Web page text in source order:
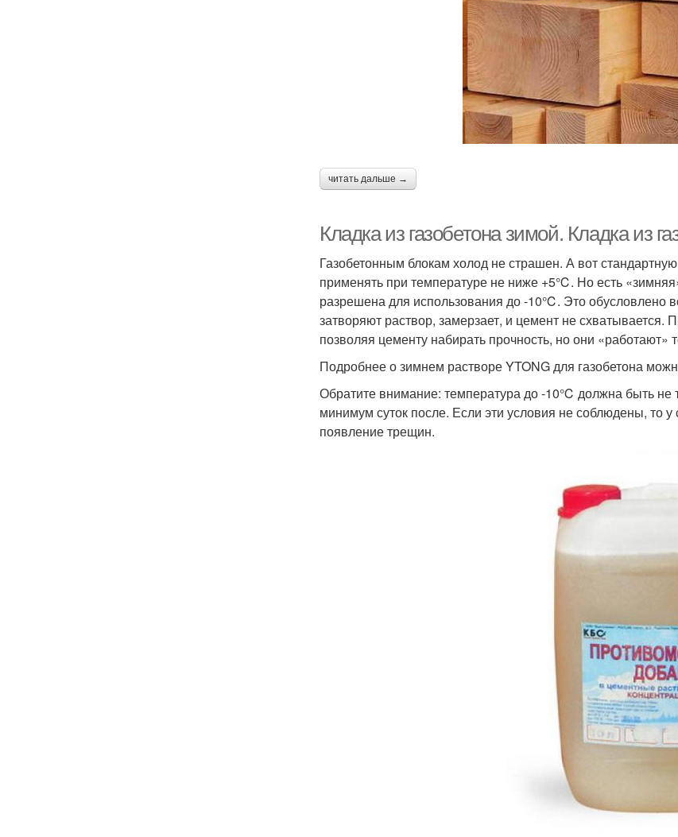
читать дальше →
Кладка из газобетона зимой. Кладка из
Газобетонным блокам холод не страшен. А вот
применять при температуре не ниже +5℃. Но есть
разрешена для использования до -10℃. Это обусловлено
затворяют раствор, замерзает, и цемент не
позволяя цементу набирать прочность, но они «работают»
Подробнее о зимнем растворе YTONG для газобетона
Обратите внимание: температура до -10℃ должна быть не
минимум суток после. Если эти условия не соблюдены, то
появление трещин.